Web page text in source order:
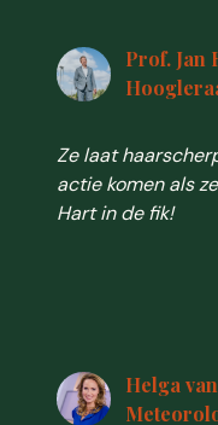
Prof. Jan
Ze laat
actie komen als
Hart in de fik!
Helga